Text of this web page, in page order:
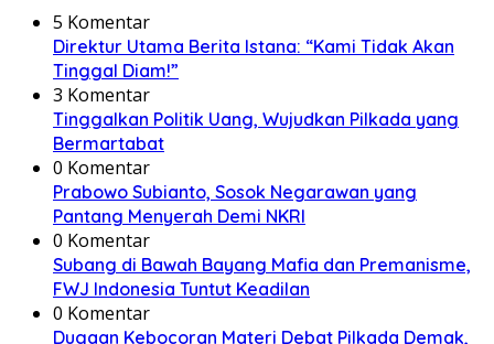
5 Komentar
Direktur Utama Berita Istana: “Kami Tidak Akan
Tinggal Diam!”
3 Komentar
Tinggalkan Politik Uang, Wujudkan Pilkada yang
Bermartabat
0 Komentar
Prabowo Subianto, Sosok Negarawan yang
Pantang Menyerah Demi NKRI
0 Komentar
Subang di Bawah Bayang Mafia dan Premanisme,
FWJ Indonesia Tuntut Keadilan
0 Komentar
Dugaan Kebocoran Materi Debat Pilkada Demak,